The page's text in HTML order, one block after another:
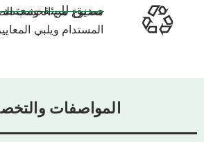
صديق للبيئة ومعتمد
مصنوع من الخشب
المستدام ويلبي
المواصفات